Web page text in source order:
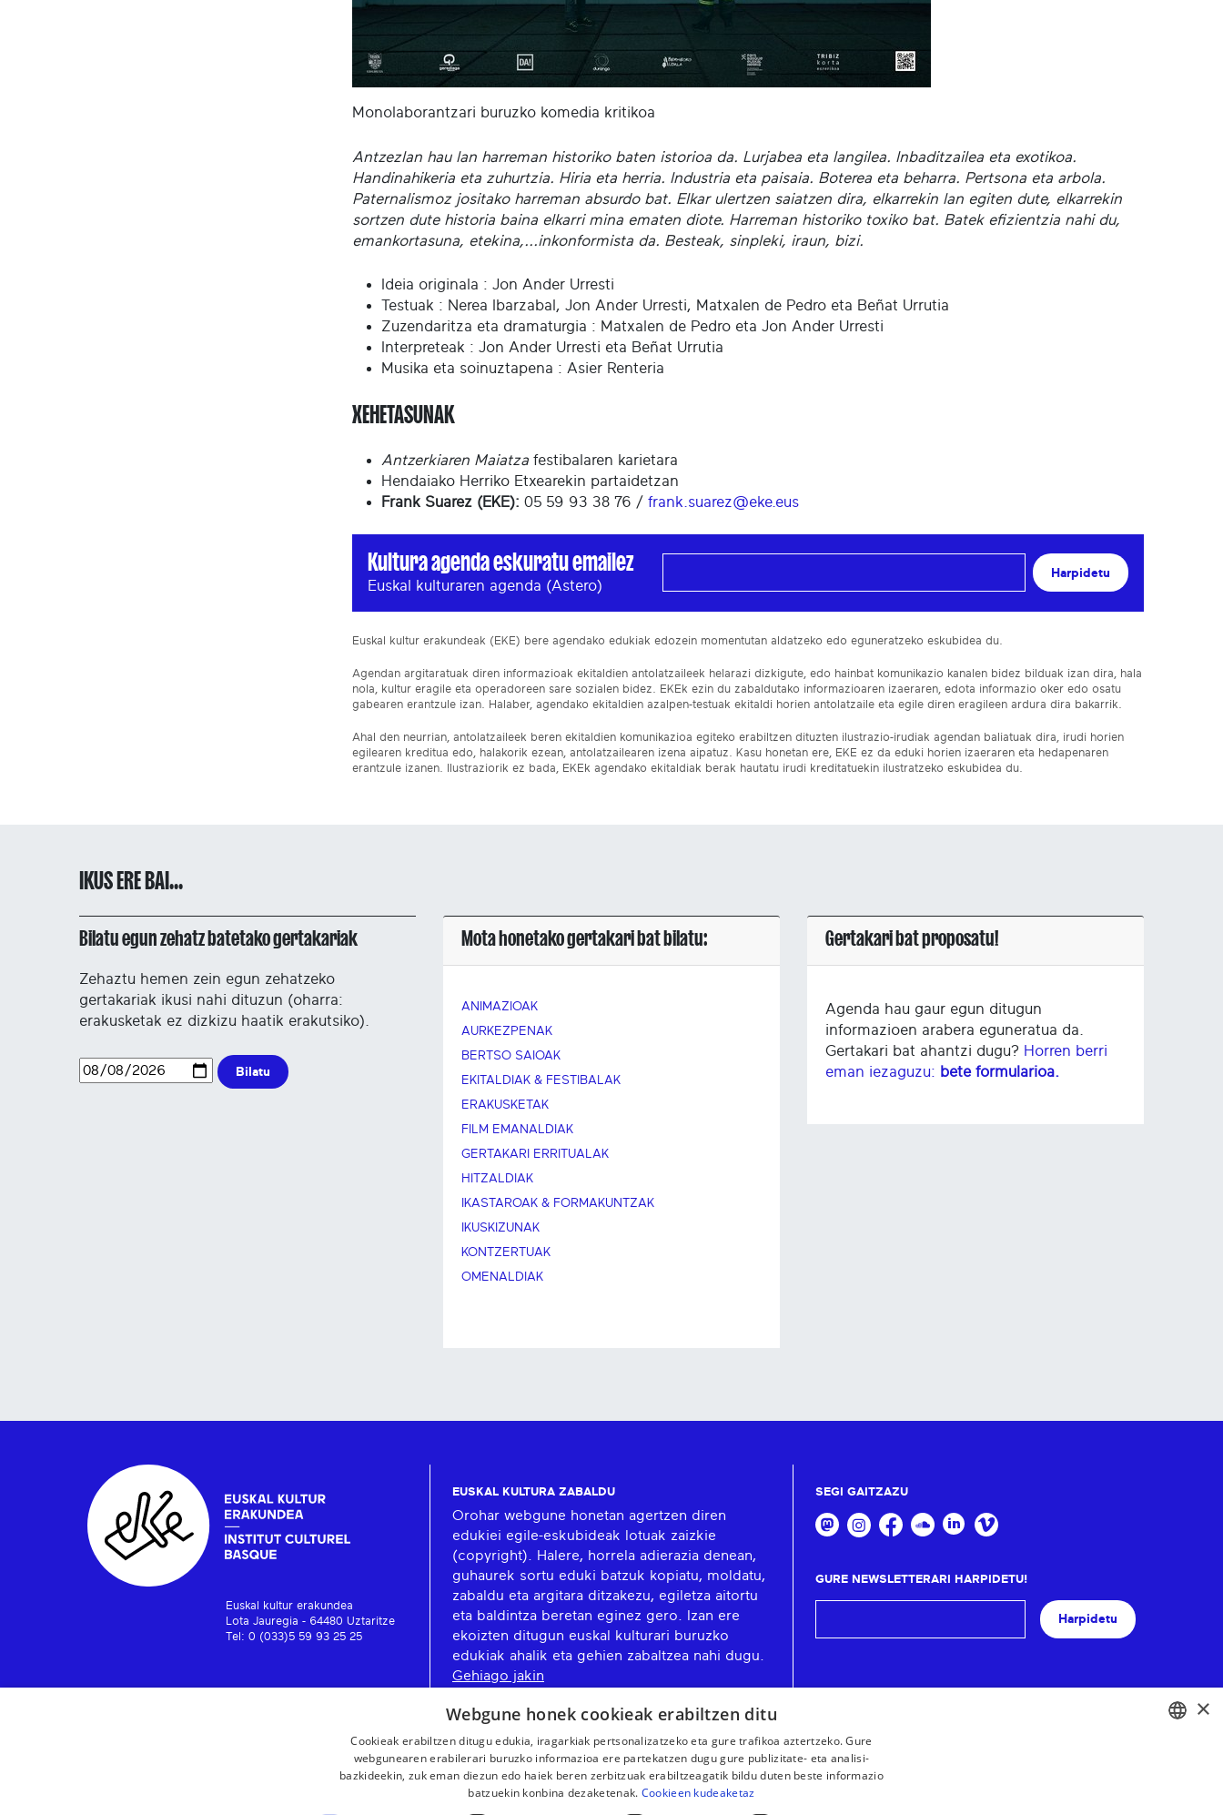
Monolaborantzari buruzko komedia kritikoa
Antzezlan hau lan harreman historiko baten istorioa da. Lurjabea eta langilea. Inbaditzailea eta exotikoa.
Handinahikeria eta zuhurtzia. Hiria eta herria. Industria eta paisaia. Boterea eta beharra. Pertsona eta arbola.
Paternalismoz jositako harreman absurdo bat. Elkar ulertzen saiatzen dira, elkarrekin lan egiten dute, elkarrekin
sortzen dute historia baina elkarri mina ematen diote. Harreman historiko toxiko bat. Batek efizientzia nahi du,
emankortasuna, etekina,...inkonformista da. Besteak, sinpleki, iraun, bizi.
Ideia originala : Jon Ander Urresti
Testuak : Nerea Ibarzabal, Jon Ander Urresti, Matxalen de Pedro eta Beñat Urrutia
Zuzendaritza eta dramaturgia : Matxalen de Pedro eta Jon Ander Urresti
Interpreteak : Jon Ander Urresti eta Beñat Urrutia
Musika eta soinuztapena : Asier Renteria
XEHETASUNAK
Antzerkiaren Maiatza festibalaren karietara
Hendaiako Herriko Etxearekin partaidetzan
Frank Suarez (EKE): 05 59 93 38 76 / frank.suarez@eke.eus
Kultura agenda eskuratu emailez
Euskal kulturaren agenda (Astero)
Harpidetu
Euskal kultur erakundeak (EKE) bere agendako edukiak edozein momentutan aldatzeko edo eguneratzeko eskubidea du.
Agendan argitaratuak diren informazioak ekitaldien antolatzaileek helarazi dizkigute, edo hainbat komunikazio kanalen bidez bilduak izan dira, hala
nola, kultur eragile eta operadoreen sare sozialen bidez. EKEk ezin du zabaldutako informazioaren izaeraren, edota informazio oker edo osatu
gabearen erantzule izan. Halaber, agendako ekitaldien azalpen-testuak ekitaldi horien antolatzaile eta egile diren eragileen ardura dira bakarrik.
Ahal den neurrian, antolatzaileek beren ekitaldien komunikazioa egiteko erabiltzen dituzten ilustrazio-irudiak agendan baliatuak dira, irudi horien
egilearen kreditua edo, halakorik ezean, antolatzailearen izena aipatuz. Kasu honetan ere, EKE ez da eduki horien izaeraren eta hedapenaren
erantzule izanen. Ilustraziorik ez bada, EKEk agendako ekitaldiak berak hautatu irudi kreditatuekin ilustratzeko eskubidea du.
IKUS ERE BAI...
Bilatu egun zehatz batetako gertakariak
Zehaztu hemen zein egun zehatzeko
gertakariak ikusi nahi dituzun (oharra:
erakusketak ez dizkizu haatik erakutsiko).
Bilatu
Mota honetako gertakari bat bilatu:
ANIMAZIOAK
AURKEZPENAK
BERTSO SAIOAK
EKITALDIAK & FESTIBALAK
ERAKUSKETAK
FILM EMANALDIAK
GERTAKARI ERRITUALAK
HITZALDIAK
IKASTAROAK & FORMAKUNTZAK
IKUSKIZUNAK
KONTZERTUAK
OMENALDIAK
Gertakari bat proposatu!
Agenda hau gaur egun ditugun
informazioen arabera eguneratua da.
Gertakari bat ahantzi dugu? Horren berri
eman iezaguzu: bete formularioa.
Euskal kultur erakundea
Lota Jauregia - 64480 Uztaritze
Tel: 0 (033)5 59 93 25 25
EUSKAL KULTURA ZABALDU
Orohar webgune honetan agertzen diren
edukiei egile-eskubideak lotuak zaizkie
(copyright). Halere, horrela adierazia denean,
guhaurek sortu eduki batzuk kopiatu, moldatu,
zabaldu eta argitara ditzakezu, egiletza aitortu
eta baldintza beretan eginez gero. Izan ere
ekoizten ditugun euskal kulturari buruzko
edukiak ahalik eta gehien zabaltzea nahi dugu.
Gehiago jakin
SEGI GAITZAZU
GURE NEWSLETTERARI HARPIDETU!
Harpidetu
×
Webgune honek cookieak erabiltzen ditu
Cookieak erabiltzen ditugu edukia, iragarkiak pertsonalizatzeko eta gure trafikoa aztertzeko. Gure
webgunearen erabilerari buruzko informazioa ere partekatzen dugu gure publizitate- eta analisi-
bazkideekin, zuk eman diezun edo haiek beren zerbitzuak erabiltzeagatik bildu duten beste informazio
batzuekin konbina dezaketenak. Cookieen kudeaketaz